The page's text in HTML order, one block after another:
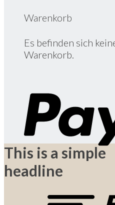
Warenkorb
Es befinden sich
Warenkorb.
This is a simple
headline